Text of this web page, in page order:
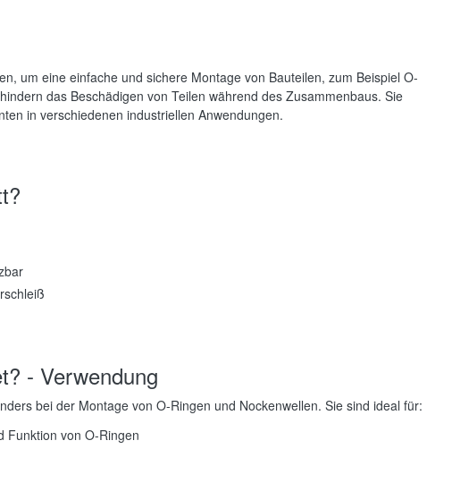
um eine einfache und sichere Montage von Bauteilen, zum Beispiel O-
das Beschädigen von Teilen während des Zusammenbaus. Sie
in verschiedenen industriellen Anwendungen.
- Verwendung
bei der Montage von O-Ringen und Nockenwellen. Sie sind ideal für:
Funktion von O-Ringen